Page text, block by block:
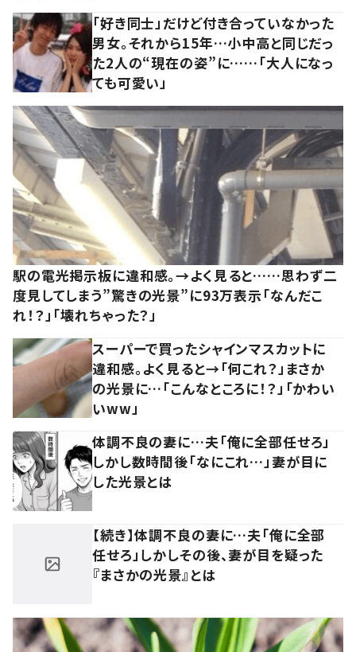
「好き同士」だけど付き合っていなかった
男女。それから15年…小中高と同じだっ
た2人の“現在の姿”に……「大人になっ
ても可愛い」
駅の電光掲示板に違和感。→よく見ると……思わず二
度見してしまう”驚きの光景”に93万表示「なんだこ
れ！？」「壊れちゃった？」
スーパーで買ったシャインマスカットに
違和感。よく見ると→「何これ？」まさか
の光景に…「こんなところに！？」「かわい
いww」
体調不良の妻に…夫「俺に全部任せろ」
しかし数時間後「なにこれ…」妻が目に
した光景とは
【続き】体調不良の妻に…夫「俺に全部
任せろ」しかしその後、妻が目を疑った
『まさかの光景』とは